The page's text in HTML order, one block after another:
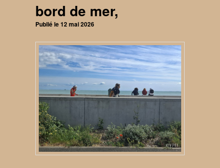
bord de mer,
Publié le12 mai 2026